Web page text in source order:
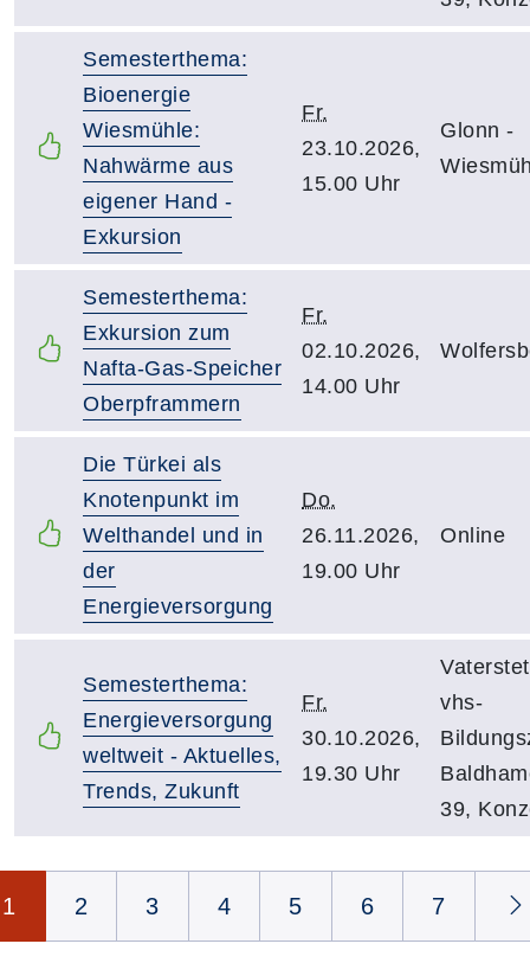
Semesterthema:
Bioenergie
Wiesmühle:
Nahwärme aus
eigener Hand -
Exkursion
Fr.
23.10.2026,
15.00 Uhr
Glonn -
Semesterthema:
Exkursion zum
Nafta-Gas-Speicher
Oberpframmern
Fr.
02.10.2026,
14.00 Uhr
Die Türkei als
Knotenpunkt im
Welthandel und in
der
Energieversorgung
Do.
26.11.2026,
19.00 Uhr
Online
Semesterthema:
Energieversorgung
weltweit - Aktuelles,
Trends, Zukunft
Fr.
30.10.2026,
19.30 Uhr
vhs-
39,
1 2 3 4 5 6 7